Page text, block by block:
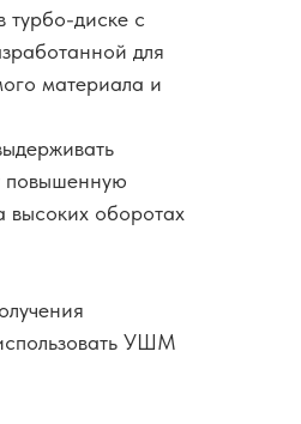
турбо-диске с
для
материала и
повышенную
высоких оборотах
УШМ